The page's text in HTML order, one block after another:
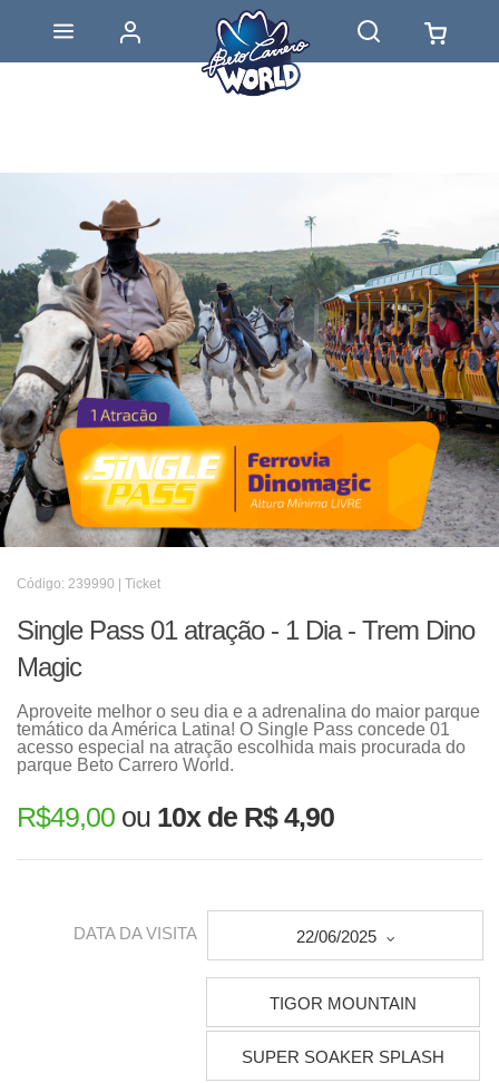
Código: 239990 | Ticket
Single Pass 01 atração - 1 Dia - Trem Dino
Magic
Aproveite melhor o seu dia e a adrenalina do maior parque
temático da América Latina! O Single Pass concede 01
acesso especial na atração escolhida mais procurada do
parque Beto Carrero World.
R$49,00 ou 10x de R$ 4,90
DATA DA VISITA 22/06/2025
TIGOR MOUNTAIN
SUPER SOAKER SPLASH